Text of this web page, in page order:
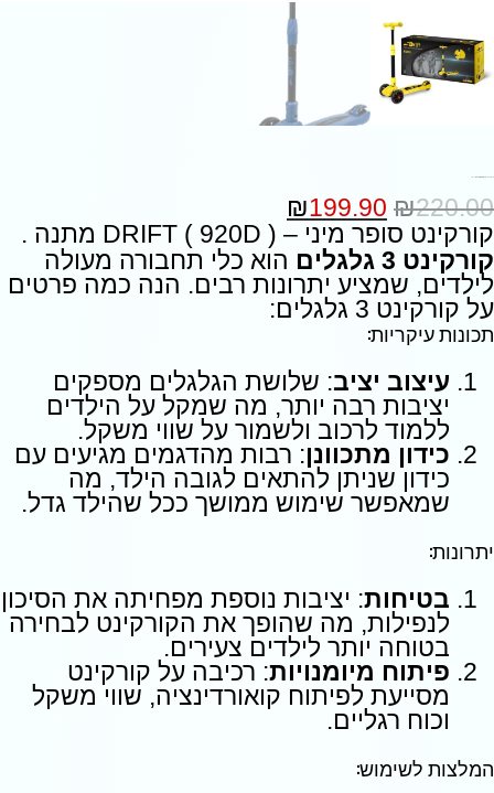
₪220.00
₪199.90
קורקינט סופר מיני – ( 920D ) DRIFT מתנה .
קורקינט 3 גלגלים
הוא כלי תחבורה מעולה
לילדים, שמציע יתרונות רבים. הנה כמה פרטים
על קורקינט 3 גלגלים:
תכונות עיקריות:
עיצוב יציב: שלושת הגלגלים מספקים
יציבות רבה יותר, מה שמקל על הילדים
ללמוד לרכוב ולשמור על שווי משקל.
כידון מתכוונן: רבות מהדגמים מגיעים עם
כידון שניתן להתאים לגובה הילד, מה
שמאפשר שימוש ממושך ככל שהילד גדל.
יתרונות:
בטיחות: יציבות נוספת מפחיתה את הסיכון
לנפילות, מה שהופך את הקורקינט לבחירה
בטוחה יותר לילדים צעירים.
פיתוח מיומנויות: רכיבה על קורקינט
מסייעת לפיתוח קואורדינציה, שווי משקל
וכוח רגליים.
המלצות לשימוש: